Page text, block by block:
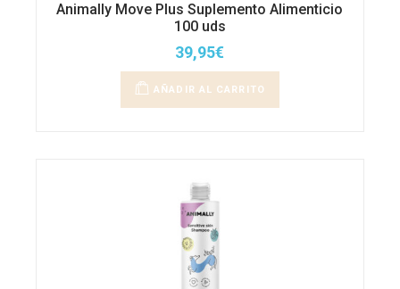
Animally Move Plus Suplemento Alimenticio
100 uds
39,95€
AÑADIR AL CARRITO